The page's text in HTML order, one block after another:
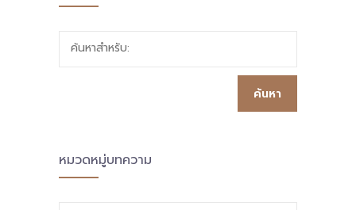
ค้นหาสำหรับ:
หมวดหมู่บทความ